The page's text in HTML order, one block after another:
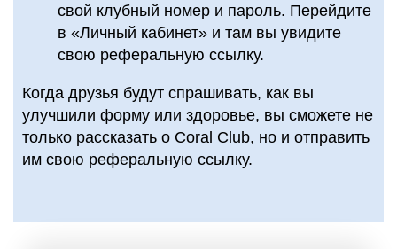
свой клубный номер и пароль. Перейдите
в «Личный кабинет» и там вы увидите
свою реферальную ссылку.
Когда друзья будут спрашивать, как вы
улучшили форму или здоровье, вы сможете не
только рассказать о Coral Club, но и отправить
им свою реферальную ссылку.